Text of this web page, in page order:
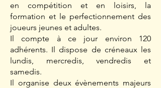
en compétition et en loisirs, la
formation et le perfectionnement des
joueurs jeunes et adultes.
Il compte à ce jour environ 120
adhérents. Il dispose de créneaux les
lundis, mercredis, vendredis et
samedis.
Il organise deux évènements majeurs